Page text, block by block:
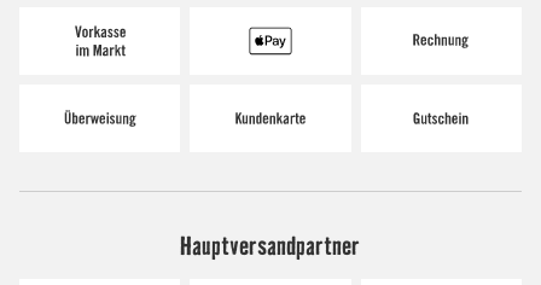
Hauptversandpartner